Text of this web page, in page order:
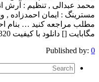
محمد عبدالی , تنظیم : آرش
مسترینگ : ایمان احمدزاده ,
مگابایت [] دانلود با کیفیت 320 […]
Published by: 0